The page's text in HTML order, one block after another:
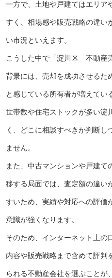
一方で、土地や戸建てはエリア
すく、相場感や販売戦略の違い
い市況といえます。
こうした中で「淀川区 不動産
背景には、売却を成功させるた
と感じている所有者が増えてい
世帯数や住宅ストックが多い淀
く、どこに相談すべきか判断し
ません。
また、中古マンションや戸建て
移する局面では、査定額の違い
すいため、実績や対応への評価
意識が強くなります。
そのため、インターネット上の
内容や販売戦略まで含めて評判
られる不動産会社を選ぶことが